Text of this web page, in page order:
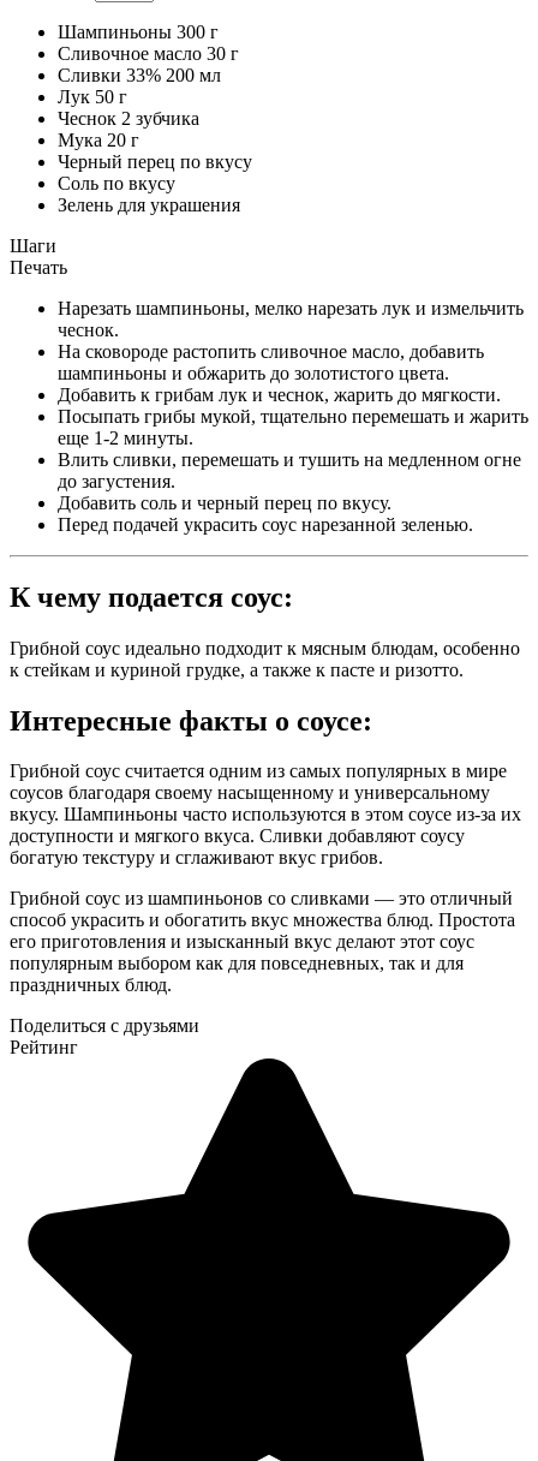
Шампиньоны 300 г
Сливочное масло 30 г
Сливки 33% 200 мл
Лук 50 г
Чеснок 2 зубчика
Мука 20 г
Черный перец по вкусу
Соль по вкусу
Зелень для украшения
Шаги
Печать
Нарезать шампиньоны, мелко нарезать лук и измельчить
чеснок.
На сковороде растопить сливочное масло, добавить
шампиньоны и обжарить до золотистого цвета.
Добавить к грибам лук и чеснок, жарить до мягкости.
Посыпать грибы мукой, тщательно перемешать и жарить
еще 1-2 минуты.
Влить сливки, перемешать и тушить на медленном огне
до загустения.
Добавить соль и черный перец по вкусу.
Перед подачей украсить соус нарезанной зеленью.
К чему подается соус:
Грибной соус идеально подходит к мясным блюдам, особенно
к стейкам и куриной грудке, а также к пасте и ризотто.
Интересные факты о соусе:
Грибной соус считается одним из самых популярных в мире
соусов благодаря своему насыщенному и универсальному
вкусу. Шампиньоны часто используются в этом соусе из-за их
доступности и мягкого вкуса. Сливки добавляют соусу
богатую текстуру и сглаживают вкус грибов.
Грибной соус из шампиньонов со сливками — это отличный
способ украсить и обогатить вкус множества блюд. Простота
его приготовления и изысканный вкус делают этот соус
популярным выбором как для повседневных, так и для
праздничных блюд.
Поделиться с друзьями
Рейтинг